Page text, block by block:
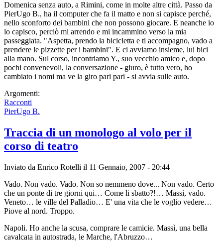
Domenica senza auto, a Rimini, come in molte altre città. Passo da
PierUgo B., ha il computer che fa il matto e non si capisce perché,
nello sconforto dei bambini che non possono giocare. E neanche io
lo capisco, perciò mi arrendo e mi incammino verso la mia
passeggiata. "Aspetta, prendo la bicicletta e ti accompagno, vado a
prendere le pizzette per i bambini". E ci avviamo insieme, lui bici
alla mano. Sul corso, incontriamo Y., suo vecchio amico e, dopo
pochi convenevoli, la conversazione - giuro, è tutto vero, ho
cambiato i nomi ma ve la giro pari pari - si avvia sulle auto.
Argomenti:
Racconti
PierUgo B.
Traccia di un monologo al volo per il
corso di teatro
Inviato da Enrico Rotelli il 11 Gennaio, 2007 - 20:44
Vado. Non vado. Vado. Non so nemmeno dove... Non vado. Certo
che un ponte di tre giorni qui… Come li sbatto?!… Massì, vado.
Veneto… le ville del Palladio… E' una vita che le voglio vedere…
Piove al nord. Troppo.
Napoli. Ho anche la scusa, comprare le camicie. Massì, una bella
cavalcata in autostrada, le Marche, l'Abruzzo…